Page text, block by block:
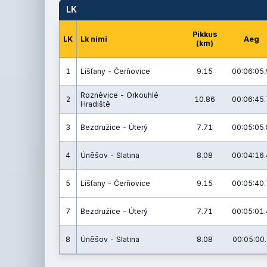
LK
LK Lk nimi
Pikkus
(km)
Aeg
1 Líšťany - Čerňovice 9.15
2
Rozněvice - Orkouhlé
Hradiště
10.86
3 Bezdružice - Úterý 7.71
4 Úněšov - Slatina 8.08
5 Líšťany - Čerňovice 9.15
7 Bezdružice - Úterý 7.71
8 Úněšov - Slatina 8.08